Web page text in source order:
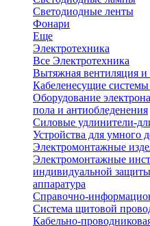
Светодиодные ленты
Фонари
Еще
Электротехника
Все Электротехника
Вытяжная вентиляция и
Кабеленесущие
Оборудование
пола и антиобледенения
Силовые удлинители-
Устройства для умного
Электромонтажные
Электромонтажные
индивидуальной
аппаратура
Справочно-
Система щитовой
Кабельно-